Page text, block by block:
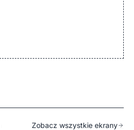
Zobacz wszystkie ekrany